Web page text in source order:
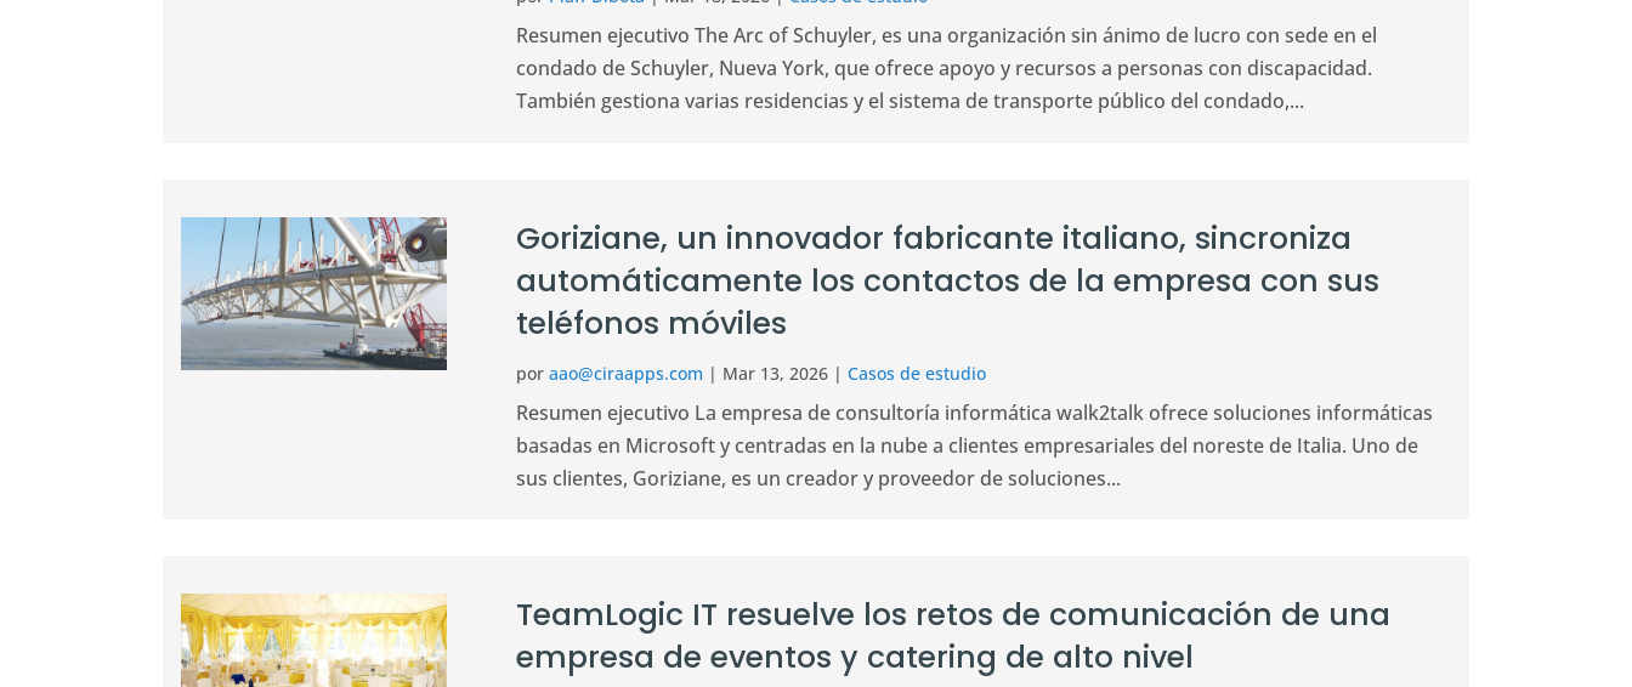
Resumen ejecutivo The Arc of Schuyler, es una organización sin ánimo de lucro con sede en el
condado de Schuyler, Nueva York, que ofrece apoyo y recursos a personas con discapacidad.
También gestiona varias residencias y el sistema de transporte público del condado,...
Goriziane, un innovador fabricante italiano, sincroniza
automáticamente los contactos de la empresa con sus
teléfonos móviles
poraao@ciraapps.com | Mar 13, 2026 |Casos de estudio
Resumen ejecutivo La empresa de consultoría informática walk2talk ofrece soluciones informáticas
basadas en Microsoft y centradas en la nube a clientes empresariales del noreste de Italia. Uno de
sus clientes, Goriziane, es un creador y proveedor de soluciones...
TeamLogic IT resuelve los retos de comunicación de una
empresa de eventos y catering de alto nivel